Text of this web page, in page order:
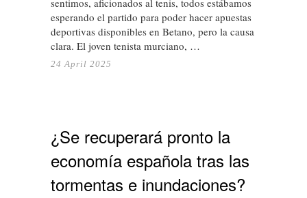
sentimos, aficionados al tenis, todos estábamos
esperando el partido para poder hacer apuestas
deportivas disponibles en Betano, pero la causa está
clara. El joven tenista murciano, …
24 April 2025
¿Se recuperará pronto la
economía española tras las
tormentas e inundaciones?